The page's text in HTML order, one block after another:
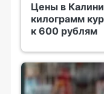
Цены в
килограмм
к 600 рублям